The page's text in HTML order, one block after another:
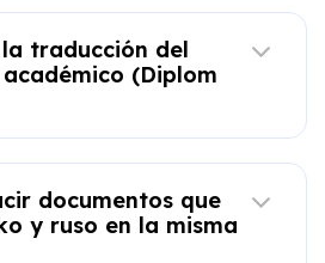
la traducción del
académico (Diplom
documentos que
y ruso en la misma